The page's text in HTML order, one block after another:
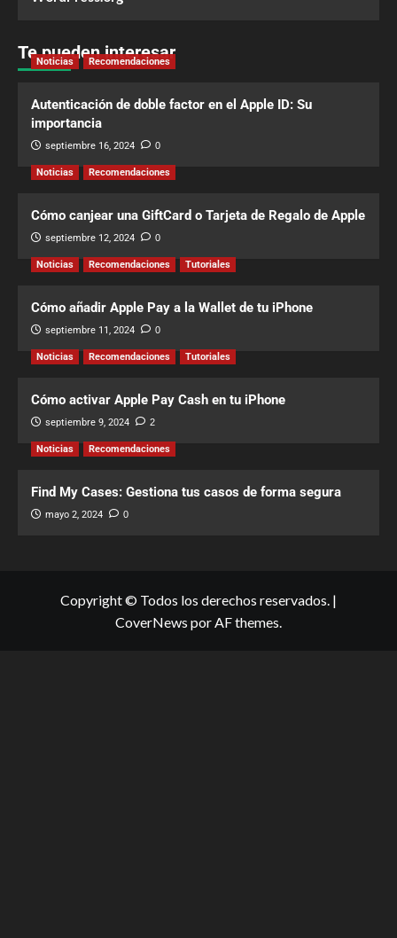
Te pueden interesar
Noticias Recomendaciones
Autenticación de doble factor en el Apple ID: Su
importancia
septiembre 16, 2024 0
Noticias Recomendaciones
Cómo canjear una GiftCard o Tarjeta de Regalo de Apple
septiembre 12, 2024 0
Noticias Recomendaciones Tutoriales
Cómo añadir Apple Pay a la Wallet de tu iPhone
septiembre 11, 2024 0
Noticias Recomendaciones Tutoriales
Cómo activar Apple Pay Cash en tu iPhone
septiembre 9, 2024 2
Noticias Recomendaciones
Find My Cases: Gestiona tus casos de forma segura
mayo 2, 2024 0
Copyright © Todos los derechos reservados. |
CoverNews por AF themes.